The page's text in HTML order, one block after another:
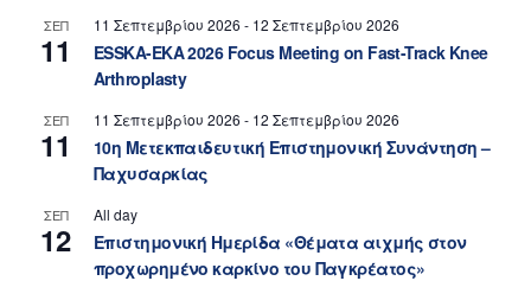
ΣΕΠ
11
11 Σεπτεμβρίου 2026 - 12 Σεπτεμβρίου 2026
ESSKA-EKA 2026 Focus Meeting on Fast-Track Knee
Arthroplasty
ΣΕΠ
11
11 Σεπτεμβρίου 2026 - 12 Σεπτεμβρίου 2026
10η Μετεκπαιδευτική Επιστημονική Συνάντηση –
Παχυσαρκίας
ΣΕΠ
12
All day
Επιστημονική Ημερίδα «Θέματα αιχμής στον
προχωρημένο καρκίνο του Παγκρέατος»